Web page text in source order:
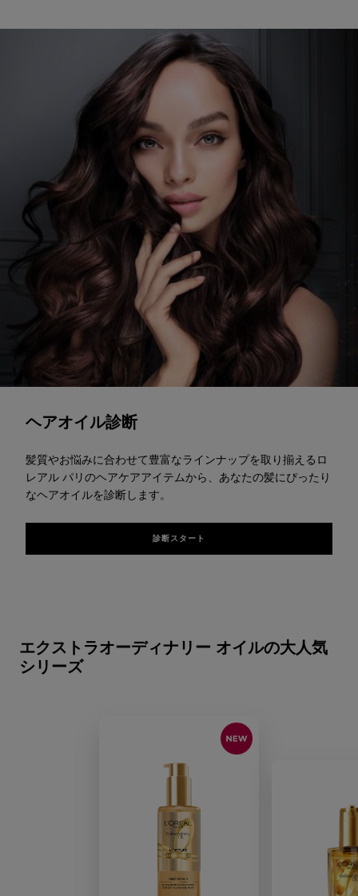
ヘアオイル診断
髪質やお悩みに合わせて豊富なラインナップを取り揃えるロ
レアル パリのヘアケアアイテムから、あなたの髪にぴったり
なヘアオイルを診断します。
診断スタート
エクストラオーディナリー オイルの大人気
シリーズ